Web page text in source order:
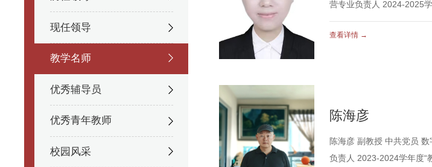
现任领导
教学名师
优秀辅导员
优秀青年教师
校园风采
营专业负责人 2024-2025
查看详情 →
陈海彦
陈海彦 副教授 中共党员
负责人 2023-2024学年度“